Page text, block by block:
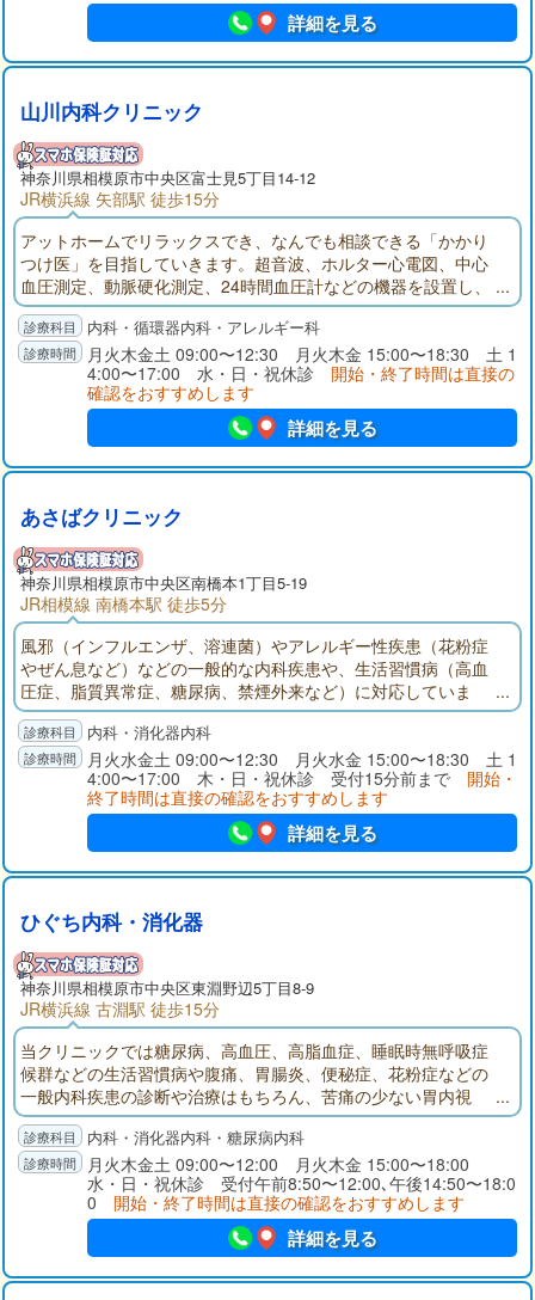
詳細を見る
山川内科クリニック
神奈川県相模原市中央区富士見5丁目14-12
JR横浜線 矢部駅 徒歩15分
アットホームでリラックスでき、なんでも相談できる「かかり
つけ医」を目指していきます。超音波、ホルター心電図、中心
血圧測定、動脈硬化測定、24時間血圧計などの機器を設置し、
内科全般や生活習慣病などに対しても、より良い医療を提供し
ていく所存でございます。
内科・循環器内科・アレルギー科
月火木金土 09:00〜12:30 月火木金 15:00〜18:30 土 1
4:00〜17:00 水・日・祝休診 開始・終了時間は直接の
確認をおすすめします
詳細を見る
あさばクリニック
神奈川県相模原市中央区南橋本1丁目5-19
JR相模線 南橋本駅 徒歩5分
風邪（インフルエンザ、溶連菌）やアレルギー性疾患（花粉症
やぜん息など）などの一般的な内科疾患や、生活習慣病（高血
圧症、脂質異常症、糖尿病、禁煙外来など）に対応していま
す。上部消化管内視鏡検査（食道・胃・十二指腸）やピロリ菌
の検査・除菌、胃がん検診（経鼻内視鏡検査）などに対応して
おり、胸焼けや胃痛などの症状がある方に、迅速に検査をおこ
なっております。
内科・消化器内科
月火水金土 09:00〜12:30 月火水金 15:00〜18:30 土 1
4:00〜17:00 木・日・祝休診 受付15分前まで 開始・
終了時間は直接の確認をおすすめします
詳細を見る
ひぐち内科・消化器
神奈川県相模原市中央区東淵野辺5丁目8-9
JR横浜線 古淵駅 徒歩15分
当クリニックでは糖尿病、高血圧、高脂血症、睡眠時無呼吸症
候群などの生活習慣病や腹痛、胃腸炎、便秘症、花粉症などの
一般内科疾患の診断や治療はもちろん、苦痛の少ない胃内視
鏡、大腸内視鏡、肝臓病、炎症性腸疾患などの専門性の高い検
査や治療をお受け頂けます。ふるさと相模原の皆様に信頼され
る地域医療サービスを目指していきます。
内科・消化器内科・糖尿病内科
月火木金土 09:00〜12:00 月火木金 15:00〜18:00
水・日・祝休診 受付午前8:50〜12:00､午後14:50〜18:0
0 開始・終了時間は直接の確認をおすすめします
詳細を見る